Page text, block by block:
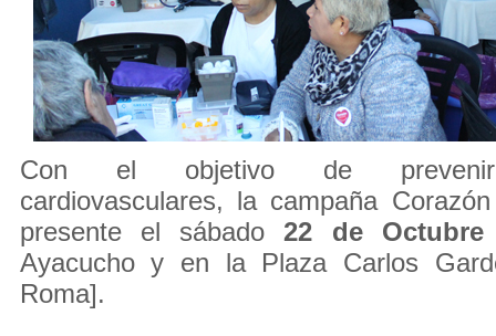
Con el objetivo de prevenir
cardiovasculares, la campaña
presente el sábado22 de Octubre
Ayacucho y en la Plaza Carlos
Roma].